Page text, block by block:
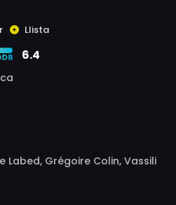
Llista
6.4
Labed, Grégoire Colin, Vassili
Gabriel Pavie, Erwan Ribard,